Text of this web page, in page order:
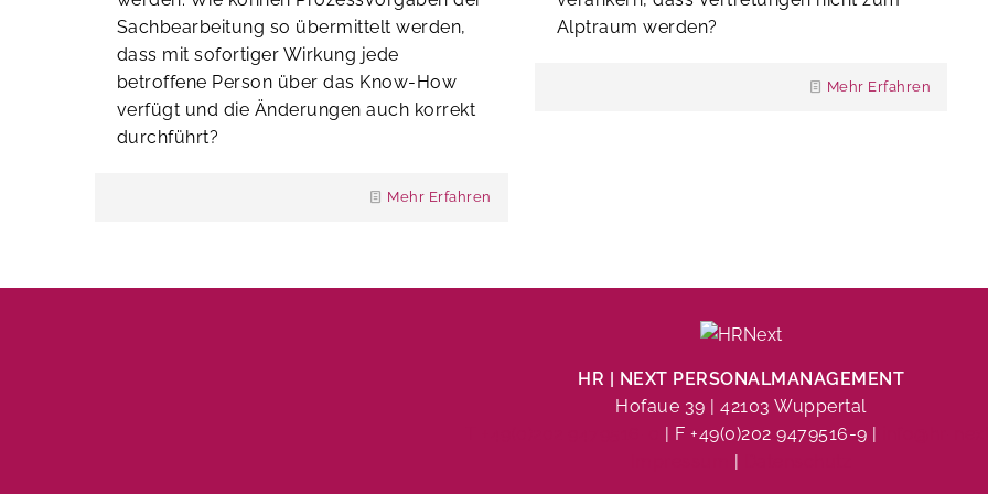
Sachbearbeitung so übermittelt werden,
dass mit sofortiger Wirkung jede
betroffene Person über das Know-How
verfügt und die Änderungen auch korrekt
durchführt?
Mehr Erfahren
Alptraum werden?
Mehr Erfahren
HR | NEXT PERSONALMANAGEMENT
Hofaue 39 | 42103 Wuppertal
| F +49(0)202 9479516-9 |
|